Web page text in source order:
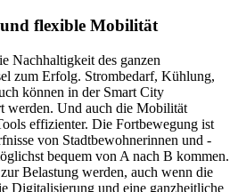
und flexible Mobilität
Nachhaltigkeit des ganzen
zum Erfolg. Strombedarf, Kühlung,
können in der Smart City
werden. Und auch die Mobilität
effizienter. Die Fortbewegung ist
von Stadtbewohnerinnen und -
bequem von A nach B kommen.
Belastung werden, auch wenn die
Digitalisierung und eine ganzheitliche